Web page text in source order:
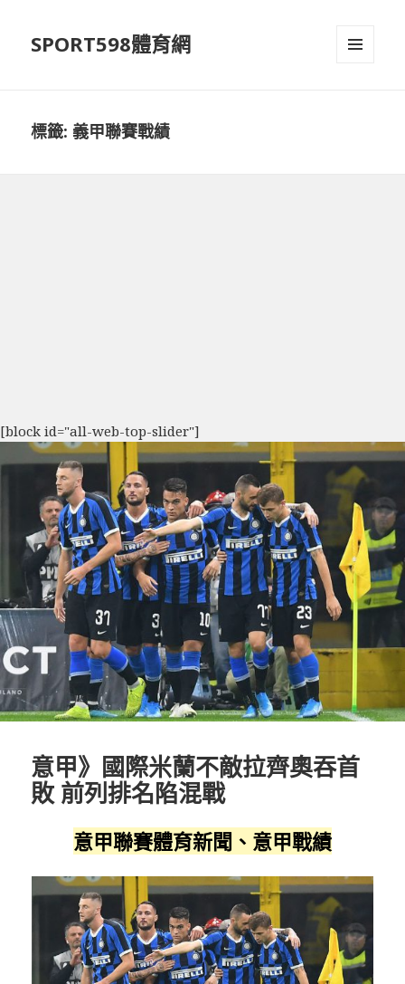
SPORT598體育網
標籤: 義甲聯賽戰績
[block id="all-web-top-slider"]
意甲》國際米蘭不敵拉齊奧吞首
敗 前列排名陷混戰
意甲聯賽體育新聞、意甲戰績